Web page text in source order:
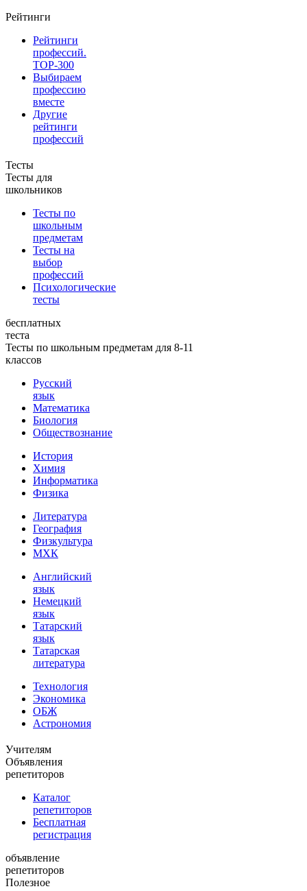
Рейтинги
Рейтинги
профессий.
TOP-300
Выбираем
профессию
вместе
Другие
рейтинги
профессий
Тесты
Тесты для
школьников
Тесты по
школьным
предметам
Тесты на
выбор
профессий
Психологические
тесты
бесплатных
теста
Тесты по школьным предметам для 8-11
классов
Русский
язык
Математика
Биология
Обществознание
История
Химия
Информатика
Физика
Литература
География
Физкультура
МХК
Английский
язык
Немецкий
язык
Татарский
язык
Татарская
литература
Технология
Экономика
ОБЖ
Астрономия
Учителям
Объявления
репетиторов
Каталог
репетиторов
Бесплатная
регистрация
объявление
репетиторов
Полезное